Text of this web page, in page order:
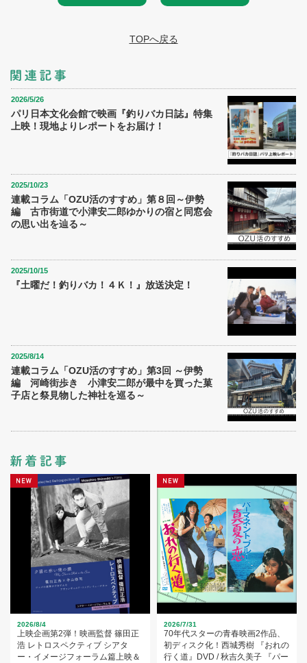
TOPへ戻る
2026/5/26
パリ日本文化会館で映画『釣りバカ日誌』特集
上映！現地よりレポートをお届け！
2025/10/23
連載コラム「OZU活のすすめ」第８回～伊勢
編 古市街道で小津安二郎ゆかりの宿と同窓会
の思い出を辿る～
2025/10/15
『土曜だ！釣りバカ！４Ｋ！』放送決定！
2025/8/14
連載コラム「OZU活のすすめ」第3回 ～伊勢
編 河崎街歩き 小津安二郎が最中を買った菓
子店と祭見物した神社を巡る～
2026/8/4
上映企画第2弾！映画監督 篠田正
浩 レトロスペクティブ シアタ
ー・イメージフォーラム篇上映＆
2026/7/31
70年代スターの青春映画2作品、
初ディスク化！西城秀樹 『おれの
行く道』DVD / 秋吉久美子 『パー